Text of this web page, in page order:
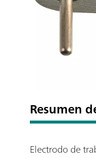
Resumen
Electrodo de